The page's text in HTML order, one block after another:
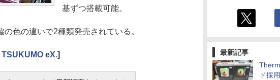
最新記事
ド採
基ずつ搭載可能。
色の違いで2種類発売されている。
TSUKUMO eX.]